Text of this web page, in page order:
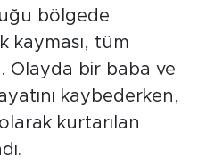
bölgede
kayması, tüm
Olayda bir baba ve
kaybederken,
kurtarılan